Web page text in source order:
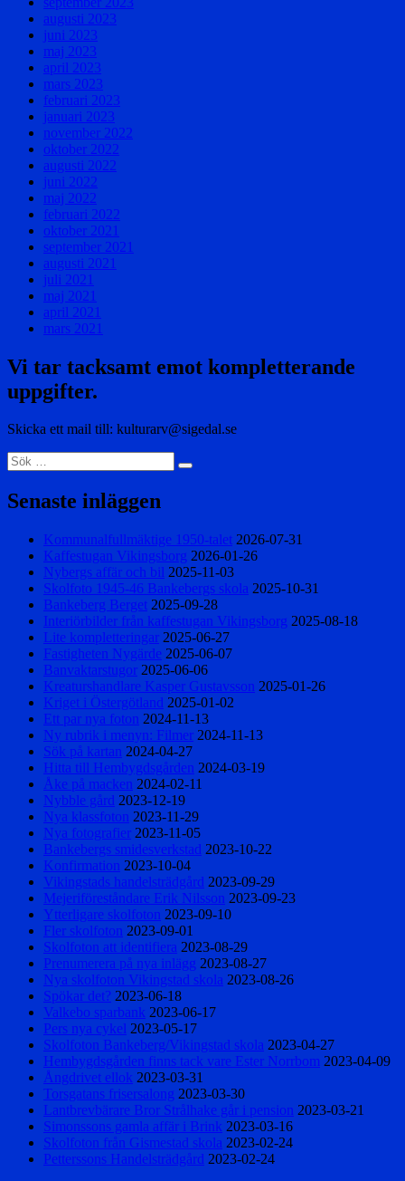
augusti 2023
juni 2023
maj 2023
april 2023
mars 2023
februari 2023
januari 2023
november 2022
oktober 2022
augusti 2022
juni 2022
maj 2022
februari 2022
oktober 2021
september 2021
augusti 2021
juli 2021
maj 2021
april 2021
mars 2021
Vi tar tacksamt emot kompletterande
uppgifter.
Skicka ett mail till: kulturarv@sigedal.se
Sök
efter:
Sök
Senaste inläggen
Kommunalfullmäktige 1950-talet 2026-07-31
Kaffestugan Vikingsborg 2026-01-26
Nybergs affär och bil 2025-11-03
Skolfoto 1945-46 Bankebergs skola 2025-10-31
Bankeberg Berget 2025-09-28
Interiörbilder från kaffestugan Vikingsborg 2025-08-18
Lite kompletteringar 2025-06-27
Fastigheten Nygärde 2025-06-07
Banvaktarstugor 2025-06-06
Kreaturshandlare Kasper Gustavsson 2025-01-26
Kriget i Östergötland 2025-01-02
Ett par nya foton 2024-11-13
Ny rubrik i menyn: Filmer 2024-11-13
Sök på kartan 2024-04-27
Hitta till Hembygdsgården 2024-03-19
Åke på macken 2024-02-11
Nybble gård 2023-12-19
Nya klassfoton 2023-11-29
Nya fotografier 2023-11-05
Bankebergs smidesverkstad 2023-10-22
Konfirmation 2023-10-04
Vikingstads handelsträdgård 2023-09-29
Mejeriföreståndare Erik Nilsson 2023-09-23
Ytterligare skolfoton 2023-09-10
Fler skolfoton 2023-09-01
Skolfoton att identifiera 2023-08-29
Prenumerera på nya inlägg 2023-08-27
Nya skolfoton Vikingstad skola 2023-08-26
Spökar det? 2023-06-18
Valkebo sparbank 2023-06-17
Pers nya cykel 2023-05-17
Skolfoton Bankeberg/Vikingstad skola 2023-04-27
Hembygdsgården finns tack vare Ester Norrbom 2023-04-09
Ångdrivet ellok 2023-03-31
Torsgatans frisersalong 2023-03-30
Lantbrevbärare Bror Strålhake går i pension 2023-03-21
Simonssons gamla affär i Brink 2023-03-16
Skolfoton från Gismestad skola 2023-02-24
Petterssons Handelsträdgård 2023-02-24